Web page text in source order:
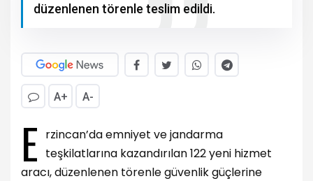
düzenlenen törenle teslim edildi.
A+ A-
E rzincan’da emniyet ve jandarma
teşkilatlarına kazandırılan 122 yeni hizmet
aracı, düzenlenen törenle güvenlik güçlerine